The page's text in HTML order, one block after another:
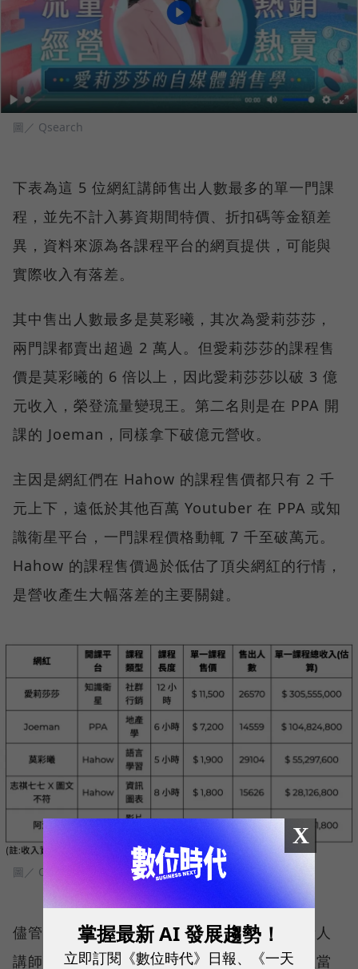
圖／ Qsearch
下表為這 5 位網紅講師售出人數最多的單一門課
程，並先不計入募資期間特價、折扣碼等金額差
異，資料來源為各課程平台的網頁提供，可能與
實際收入有落差。
其中售出人數最多是莫彩曦，其次為愛莉莎莎，
兩門課都賣出超過 2 萬人。但愛莉莎莎的課程售
價是莫彩曦的 6 倍以上，因此愛莉莎莎以破 3 億
元收入，榮登流量變現王。第二名則是在 PPA 開
課的 Joeman，同樣拿下破億元營收。
主因是網紅們在 Hahow 的課程售價都只有 2 千
元上下，遠低於其他百萬 Youtuber 在 PPA 或知
識衛星平台，一門課程價格動輒 7 千至破萬元。
Hahow 的課程售價過於低估了頂尖網紅的行情，
是營收產生大幅落差的主要關鍵。
圖／ Qsearch
儘管如此，頂尖網紅的號召力，仍然是一般素人
講師難以匹敵的。在 Hahow 的所有付費課程當
X
掌握最新 AI 發展趨勢！
立即訂閱《數位時代》日報、《一天